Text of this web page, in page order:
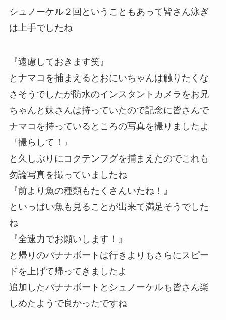
シュノーケル２回ということもあって皆さん泳ぎ
は上手でしたね
『遠慮しておきます笑』
とナマコを捕まえるとおにいちゃんは触りたくな
さそうでしたが防水のインスタントカメラをお兄
ちゃんと妹さんは持っていたので記念に皆さんで
ナマコを持っているところの写真を撮りましたよ
『撮らして！』
と久しぶりにコクテンフグを捕まえたのでこれも
勿論写真を撮っていましたね
『前より魚の種類もたくさんいたね！』
といっぱい魚も見ることが出来て満足そうでした
ね
『全速力でお願いします！』
と帰りのバナナボートは行きよりもさらにスピー
ドを上げて帰ってきましたよ
追加したバナナボートとシュノーケルも皆さん楽
しめたようで良かったですね